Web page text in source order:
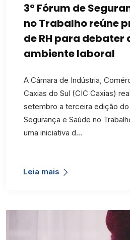
3º Fórum de
no Trabalho reúne
de RH para debater
ambiente laboral
A Câmara de Indústria,
Caxias do Sul (CIC Caxias)
setembro a terceira edição do
Segurança e Saúde no
uma iniciativa d…
Leia mais